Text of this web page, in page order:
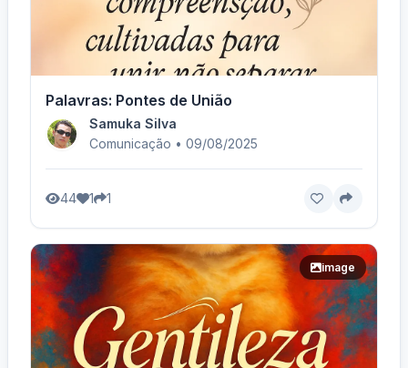
Palavras: Pontes de União
Samuka Silva
Comunicação • 09/08/2025
44 1 1
image